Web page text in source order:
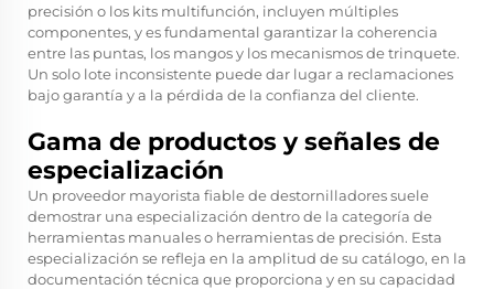
precisión o los kits multifunción, incluyen múltiples
componentes, y es fundamental garantizar la coherencia
entre las puntas, los mangos y los mecanismos de trinquete.
Un solo lote inconsistente puede dar lugar a reclamaciones
bajo garantía y a la pérdida de la confianza del cliente.
Gama de productos y señales de
especialización
Un proveedor mayorista fiable de destornilladores suele
demostrar una especialización dentro de la categoría de
herramientas manuales o herramientas de precisión. Esta
especialización se refleja en la amplitud de su catálogo, en la
documentación técnica que proporciona y en su capacidad